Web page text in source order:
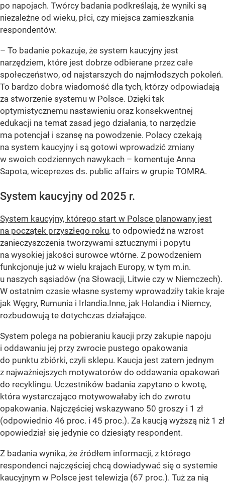
po napojach. Twórcy badania podkreślają, że wyniki są
niezależne od wieku, płci, czy miejsca zamieszkania
respondentów.
– To badanie pokazuje, że system kaucyjny jest
narzędziem, które jest dobrze odbierane przez całe
społeczeństwo, od najstarszych do najmłodszych pokoleń.
To bardzo dobra wiadomość dla tych, którzy odpowiadają
za stworzenie systemu w Polsce. Dzięki tak
optymistycznemu nastawieniu oraz konsekwentnej
edukacji na temat zasad jego działania, to narzędzie
ma potencjał i szansę na powodzenie. Polacy czekają
na system kaucyjny i są gotowi wprowadzić zmiany
w swoich codziennych nawykach – komentuje Anna
Sapota, wiceprezes ds. public affairs w grupie TOMRA.
System kaucyjny od 2025 r.
System kaucyjny, którego start w Polsce planowany jest
na początek przyszłego roku, to odpowiedź na wzrost
zanieczyszczenia tworzywami sztucznymi i popytu
na wysokiej jakości surowce wtórne. Z powodzeniem
funkcjonuje już w wielu krajach Europy, w tym m.in.
u naszych sąsiadów (na Słowacji, Litwie czy w Niemczech).
W ostatnim czasie własne systemy wprowadziły takie kraje
jak Węgry, Rumunia i Irlandia.Inne, jak Holandia i Niemcy,
rozbudowują te dotychczas działające.
System polega na pobieraniu kaucji przy zakupie napoju
i oddawaniu jej przy zwrocie pustego opakowania
do punktu zbiórki, czyli sklepu. Kaucja jest zatem jednym
z najważniejszych motywatorów do oddawania opakowań
do recyklingu. Uczestników badania zapytano o kwotę,
która wystarczająco motywowałaby ich do zwrotu
opakowania. Najczęściej wskazywano 50 groszy i 1 zł
(odpowiednio 46 proc. i 45 proc.). Za kaucją wyższą niż 1 zł
opowiedział się jedynie co dziesiąty respondent.
Z badania wynika, że źródłem informacji, z którego
respondenci najczęściej chcą dowiadywać się o systemie
kaucyjnym w Polsce jest telewizja (67 proc.). Tuż za nią